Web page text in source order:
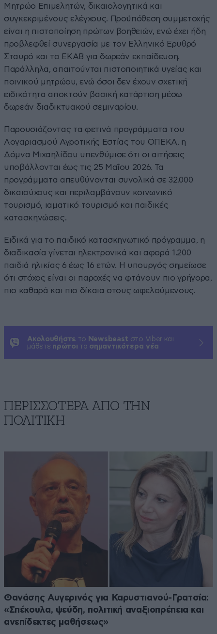
Μητρώο Επιμελητών, δικαιολογητικά και
συγκεκριμένους ελέγχους. Προϋπόθεση συμμετοχής
είναι η πιστοποίηση πρώτων βοηθειών, ενώ έχει ήδη
προβλεφθεί συνεργασία με τον Ελληνικό Ερυθρό
Σταυρό και το ΕΚΑΒ για δωρεάν εκπαίδευση.
Παράλληλα, απαιτούνται πιστοποιητικά υγείας και
ποινικού μητρώου, ενώ όσοι δεν έχουν σχετική
ειδικότητα αποκτούν βασική κατάρτιση μέσω
δωρεάν διαδικτυακού σεμιναρίου.
Παρουσιάζοντας τα φετινά προγράμματα του
Λογαριασμού Αγροτικής Εστίας του ΟΠΕΚΑ, η
Δόμνα Μιχαηλίδου υπενθύμισε ότι οι αιτήσεις
υποβάλλονται έως τις 25 Μαΐου 2026. Τα
προγράμματα απευθύνονται συνολικά σε 32.000
δικαιούχους και περιλαμβάνουν κοινωνικό
τουρισμό, ιαματικό τουρισμό και παιδικές
κατασκηνώσεις.
Ειδικά για το παιδικό κατασκηνωτικό πρόγραμμα, η
διαδικασία γίνεται ηλεκτρονικά και αφορά 1.200
παιδιά ηλικίας 6 έως 16 ετών. Η υπουργός σημείωσε
ότι στόχος είναι οι παροχές να φτάνουν πιο γρήγορα,
πιο καθαρά και πιο δίκαια στους ωφελούμενους.
Ακολουθήστε το Newsbeast στο Viber και
μάθετε πρώτοι τα σημαντικότερα νέα
ΠΕΡΙΣΣΟΤΕΡΑ ΑΠΟ ΤΗΝ
ΠΟΛΙΤΙΚΗ
Θανάσης Αυγερινός για Καρυστιανού-Γρατσία:
«Σπέκουλα, ψεύδη, πολιτική αναξιοπρέπεια και
ανεπίδεκτες μαθήσεως»